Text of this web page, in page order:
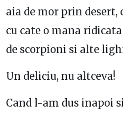
aia de mor prin desert,
cu cate o mana
de scorpioni si alte
Un deliciu, nu altceva!
Cand l-am dus inapoi